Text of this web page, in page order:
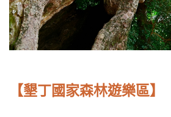
【墾丁國家森林遊樂區】